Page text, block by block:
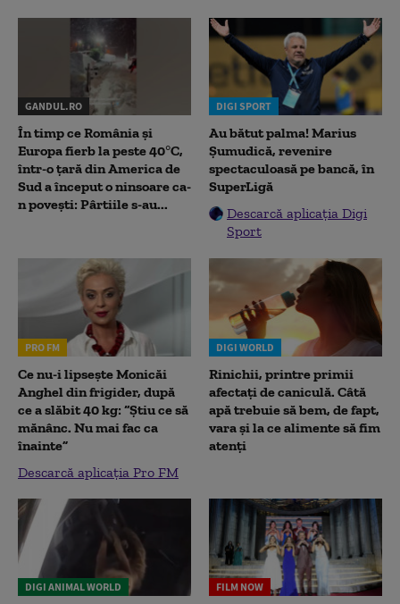
GANDUL.RO
În timp ce România și
Europa fierb la peste 40°C,
într-o țară din America de
Sud a început o ninsoare ca-
n povești: Pârtiile s-au...
DIGI SPORT
Au bătut palma! Marius
Șumudică, revenire
spectaculoasă pe bancă, în
SuperLigă
Descarcă aplicația Digi
Sport
PRO FM
Ce nu-i lipsește Monicăi
Anghel din frigider, după
ce a slăbit 40 kg: “Știu ce să
mănânc. Nu mai fac ca
înainte”
Descarcă aplicația Pro FM
DIGI WORLD
Rinichii, printre primii
afectați de caniculă. Câtă
apă trebuie să bem, de fapt,
vara și la ce alimente să fim
atenți
DIGI ANIMAL WORLD FILM NOW